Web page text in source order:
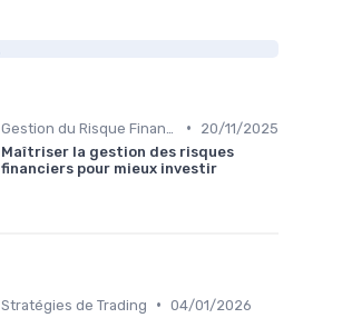
•
20/11/2025
Maîtriser la gestion des risques
financiers pour mieux investir
Stratégies de Trading • 04/01/2026